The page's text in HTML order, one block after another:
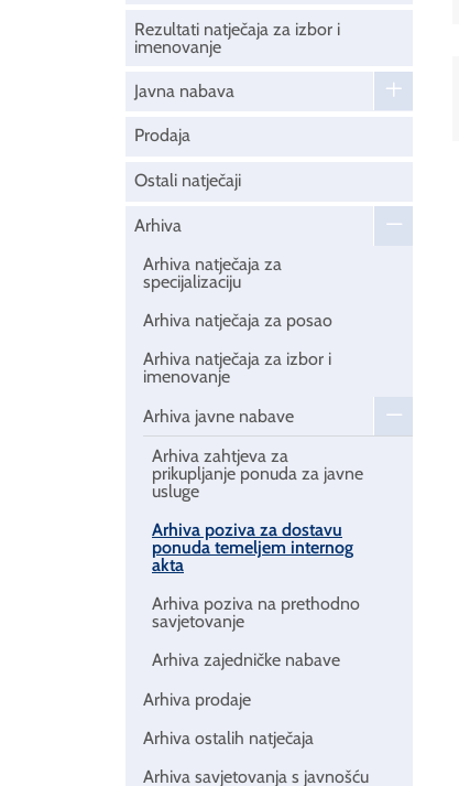
Rezultati natječaja za izbor i
imenovanje
Javna nabava
Prodaja
Ostali natječaji
Arhiva
Arhiva natječaja za
specijalizaciju
Arhiva natječaja za posao
Arhiva natječaja za izbor i
imenovanje
Arhiva javne nabave
Arhiva zahtjeva za
prikupljanje ponuda za javne
usluge
Arhiva poziva za dostavu
ponuda temeljem internog
akta
Arhiva poziva na prethodno
savjetovanje
Arhiva zajedničke nabave
Arhiva prodaje
Arhiva ostalih natječaja
Arhiva savjetovanja s javnošću